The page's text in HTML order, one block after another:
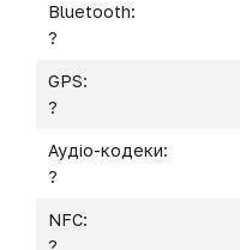
Bluetooth:
?
GPS:
?
Аудіо-кодеки:
?
NFC: